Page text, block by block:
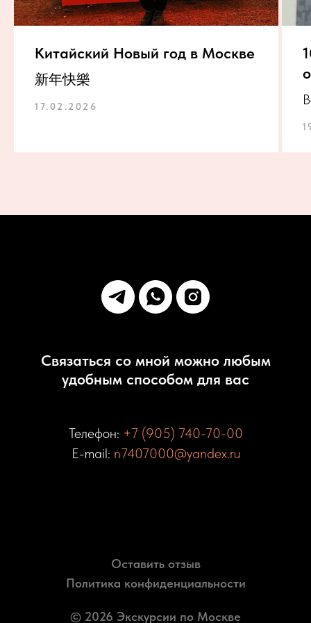
Китайский Новый год в Москве
新年快樂
17.02.2026
Связаться со мной можно любым
удобным способом для вас
Телефон: +7 (905) 740-70-00
E-mail: n7407000@yandex.ru
Оставить отзыв
Политика конфиденциальности
© 2026 Экскурсии по Москве